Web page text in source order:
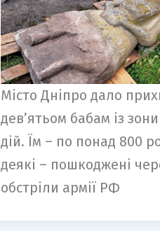
Місто Дніпро дало
дев’ятьом бабам із
дій. Їм – по понад 800
деякі – пошкоджені
обстріли армії РФ